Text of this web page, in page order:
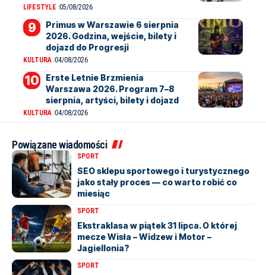
LIFESTYLE 05/08/2026
Primus w Warszawie 6 sierpnia
2026. Godzina, wejście, bilety i
dojazd do Progresji
KULTURA 04/08/2026
Erste Letnie Brzmienia
Warszawa 2026. Program 7–8
sierpnia, artyści, bilety i dojazd
KULTURA 04/08/2026
Powiązane wiadomości
SPORT
SEO sklepu sportowego i turystycznego
jako stały proces — co warto robić co
miesiąc
SPORT
Ekstraklasa w piątek 31 lipca. O której
mecze Wisła – Widzew i Motor –
Jagiellonia?
SPORT